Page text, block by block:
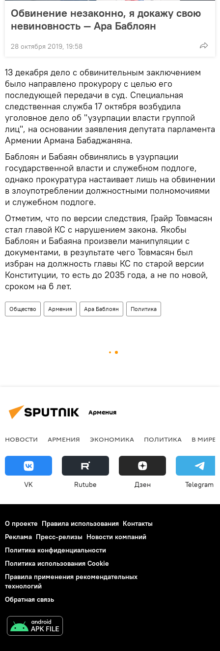
Обвинение незаконно, я докажу свою
невиновность — Ара Баблоян
28 октября 2019, 19:58
13 декабря дело с обвинительным заключением
было направлено прокурору с целью его
последующей передачи в суд. Специальная
следственная служба 17 октября возбудила
уголовное дело об "узурпации власти группой
лиц", на основании заявления депутата парламента
Армении Армана Бабаджаняна.
Баблоян и Бабаян обвинялись в узурпации
государственной власти и служебном подлоге,
однако прокуратура настаивает лишь на обвинении
в злоупотреблении должностными полномочиями
и служебном подлоге.
Отметим, что по версии следствия, Грайр Товмасян
стал главой КС с нарушением закона. Якобы
Баблоян и Бабаяна произвели манипуляции с
документами, в результате чего Товмасян был
избран на должность главы КС по старой версии
Конституции, то есть до 2035 года, а не по новой,
сроком на 6 лет.
Общество Армения Ара Баблоян Политика
Армения
НОВОСТИ АРМЕНИЯ ЭКОНОМИКА ПОЛИТИКА В МИРЕ
VK Rutube Дзен Telegram
О проекте Правила использования Контакты
Реклама Пресс-релизы Новости компаний
Политика конфиденциальности
Политика использования Cookie
Правила применения рекомендательных
технологий
Обратная связь